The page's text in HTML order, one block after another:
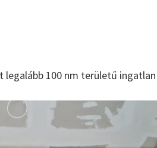
legalább 100 nm területű